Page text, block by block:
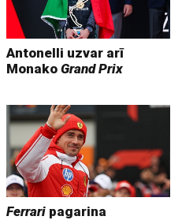
Antonelli uzvar arī
MonakoGrand Prix
Ferrari pagarina